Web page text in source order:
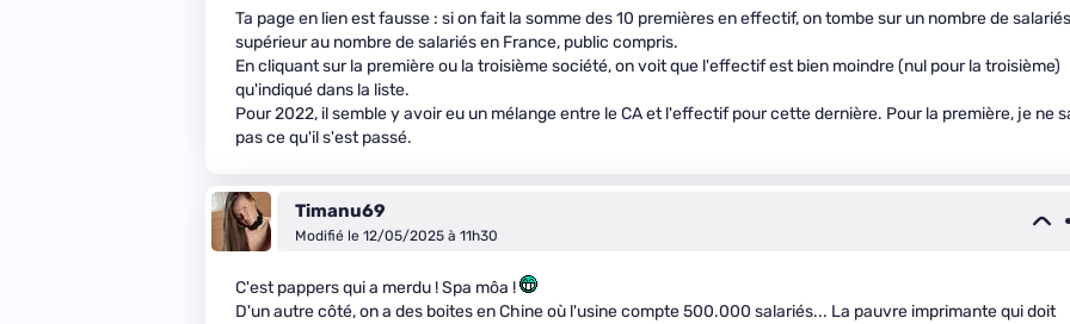
Ta page en lien est fausse : si on fait la somme des 10 premières en effectif, on tombe sur un nombre de salariés
supérieur au nombre de salariés en France, public compris.
En cliquant sur la première ou la troisième société, on voit que l'effectif est bien moindre (nul pour la troisième)
qu'indiqué dans la liste.
Pour 2022, il semble y avoir eu un mélange entre le CA et l'effectif pour cette dernière. Pour la première, je ne
pas ce qu'il s'est passé.
Timanu69
Modifié le 12/05/2025 à 11h30
C'est pappers qui a merdu ! Spa môa !
D'un autre côté, on a des boites en Chine où l'usine compte 500.000 salariés... La pauvre imprimante qui doit